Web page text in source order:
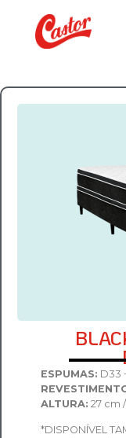
ESPUMAS: D33
ALTURA: 27 cm
*DISPONÍVEL